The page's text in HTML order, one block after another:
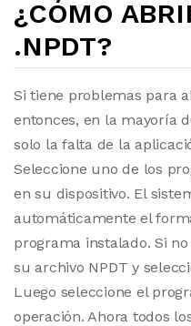
¿CÓMO
.NPDT?
Si tiene problemas para
entonces, en la mayoría
solo la falta de la
Seleccione uno de los
en su dispositivo. El
automáticamente el
programa instalado. Si
su archivo NPDT y
Luego seleccione el
operación. Ahora todos